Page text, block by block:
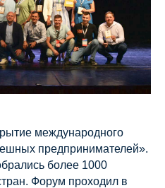
международного
предпринимателей».
более 1000
Форум проходил в